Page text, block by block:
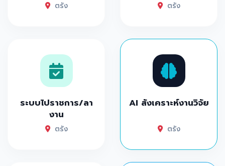
ตรัง ตรัง
ระบบไปราชการ/ลา
งาน
ตรัง
AI สังเคราะห์งานวิจัย
ตรัง